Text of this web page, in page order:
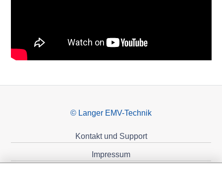
© Langer EMV-Technik
Kontakt und Support
Impressum